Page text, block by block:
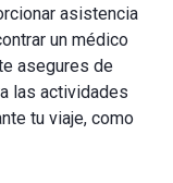
asistencia
un médico
asegures de
las actividades
tu viaje, como